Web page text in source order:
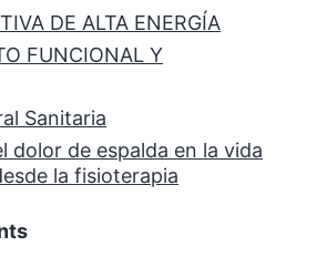
DE ALTA ENERGÍA
FUNCIONAL Y
Sanitaria
dolor de espalda en la vida
la fisioterapia